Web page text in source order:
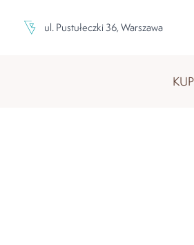
ul. Pustułeczki 36, Warszawa